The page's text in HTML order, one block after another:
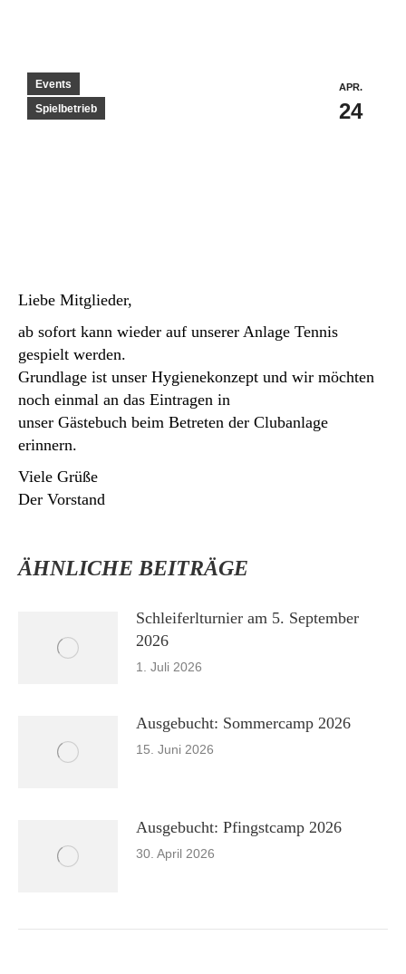
APR.
24
Events
Spielbetrieb
Liebe Mitglieder,
ab sofort kann wieder auf unserer Anlage Tennis
gespielt werden.
Grundlage ist unser Hygienekonzept und wir möchten
noch einmal an das Eintragen in
unser Gästebuch beim Betreten der Clubanlage
erinnern.
Viele Grüße
Der Vorstand
ÄHNLICHE BEITRÄGE
Schleiferlturnier am 5. September
2026
1. Juli 2026
Ausgebucht: Sommercamp 2026
15. Juni 2026
Ausgebucht: Pfingstcamp 2026
30. April 2026